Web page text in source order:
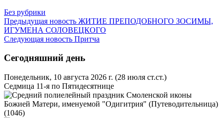
Без рубрики
Предыдущая новость ЖИТИЕ ПРЕПОДОБНОГО ЗОСИМЫ,
ИГУМЕНА СОЛОВЕЦКОГО
Следующая новость Притча
Сегодняшний день
Понедельник, 10 августа 2026 г. (28 июля ст.ст.)
Седмица 11-я по Пятидесятнице
Смоленской иконы
Божией Матери, именуемой "Одигитрия" (Путеводительница)
(1046)